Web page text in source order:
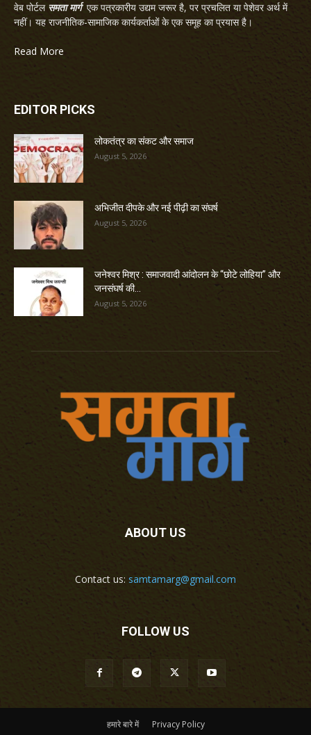
वेब पोर्टल समता मार्गएक पत्रकारीय उद्यम जरूर है, पर प्रचलित या पेशेवर अर्थ में
नहीं। यह राजनीतिक-सामाजिक कार्यकर्ताओं के एक समूह का प्रयास है।
Read More
EDITOR PICKS
लोकतंत्र का संकट और समाज
August 5, 2026
अभिजीत दीपके और नई पीढ़ी का संघर्ष
August 5, 2026
जनेश्वर मिश्र : समाजवादी आंदोलन के “छोटे लोहिया” और
जनसंघर्ष की...
August 5, 2026
ABOUT US
Contact us: samtamarg@gmail.com
FOLLOW US
हमारे बारे में Privacy Policy